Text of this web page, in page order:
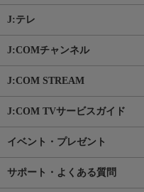
J:テレ
J:COMチャンネル
J:COM STREAM
J:COM TVサービスガイド
イベント・プレゼント
サポート・よくある質問